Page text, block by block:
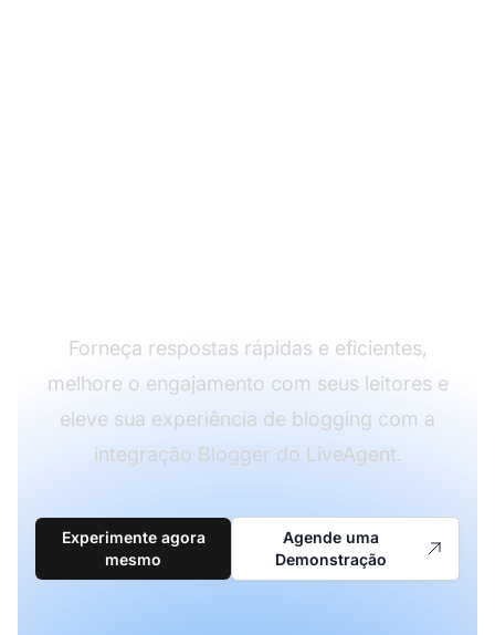
Forneça respostas rápidas e eficientes,
melhore o engajamento com seus leitores e
eleve sua experiência de blogging com a
integração Blogger do LiveAgent.
Experimente agora
mesmo
Agende uma
Demonstração